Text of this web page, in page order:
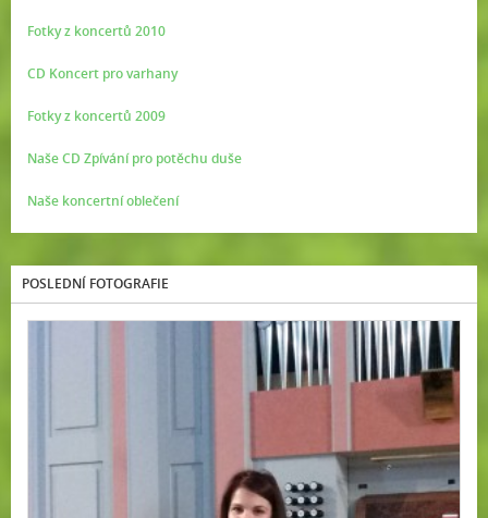
Fotky z koncertů 2010
CD Koncert pro varhany
Fotky z koncertů 2009
Naše CD Zpívání pro potěchu duše
Naše koncertní oblečení
POSLEDNÍ FOTOGRAFIE